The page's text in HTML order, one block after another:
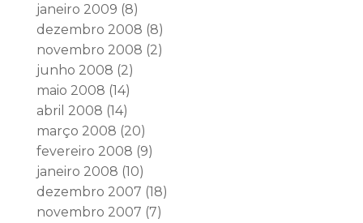
janeiro 2009 (8)
dezembro 2008 (8)
novembro 2008 (2)
junho 2008 (2)
maio 2008 (14)
abril 2008 (14)
março 2008 (20)
fevereiro 2008 (9)
janeiro 2008 (10)
dezembro 2007 (18)
novembro 2007 (7)